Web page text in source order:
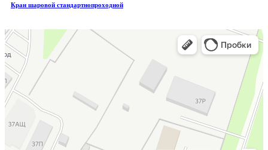
Кран шаровой стандартнопроходной